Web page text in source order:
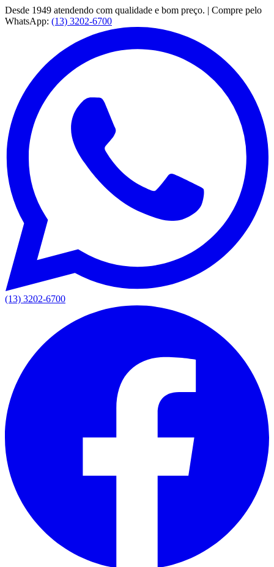
Desde 1949 atendendo com qualidade e bom preço. | Compre pelo
WhatsApp: (13) 3202-6700
(13) 3202-6700